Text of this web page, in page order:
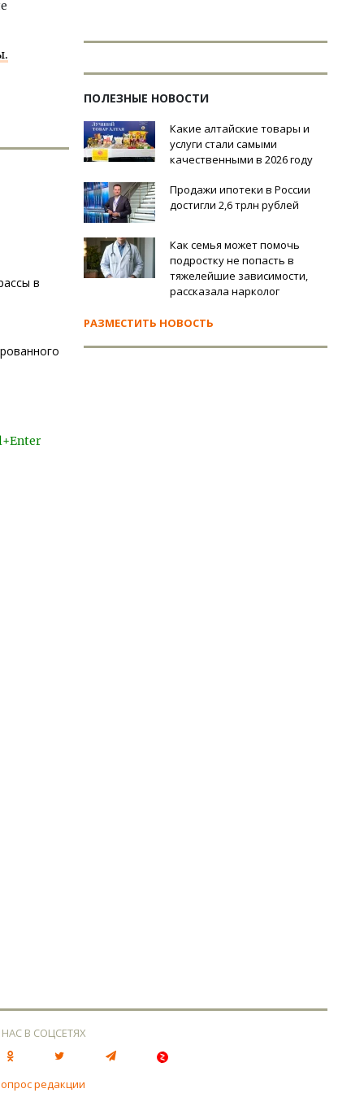
в
ПОЛЕЗНЫЕ НОВОСТИ
Какие алтайские товары и
услуги стали самыми
качественными в 2026 году
Продажи ипотеки в России
достигли 2,6 трлн рублей
Как семья может помочь
подростку не попасть в
тяжелейшие зависимости,
рассказала нарколог
РАЗМЕСТИТЬ НОВОСТЬ
В СОЦСЕТЯХ
редакции